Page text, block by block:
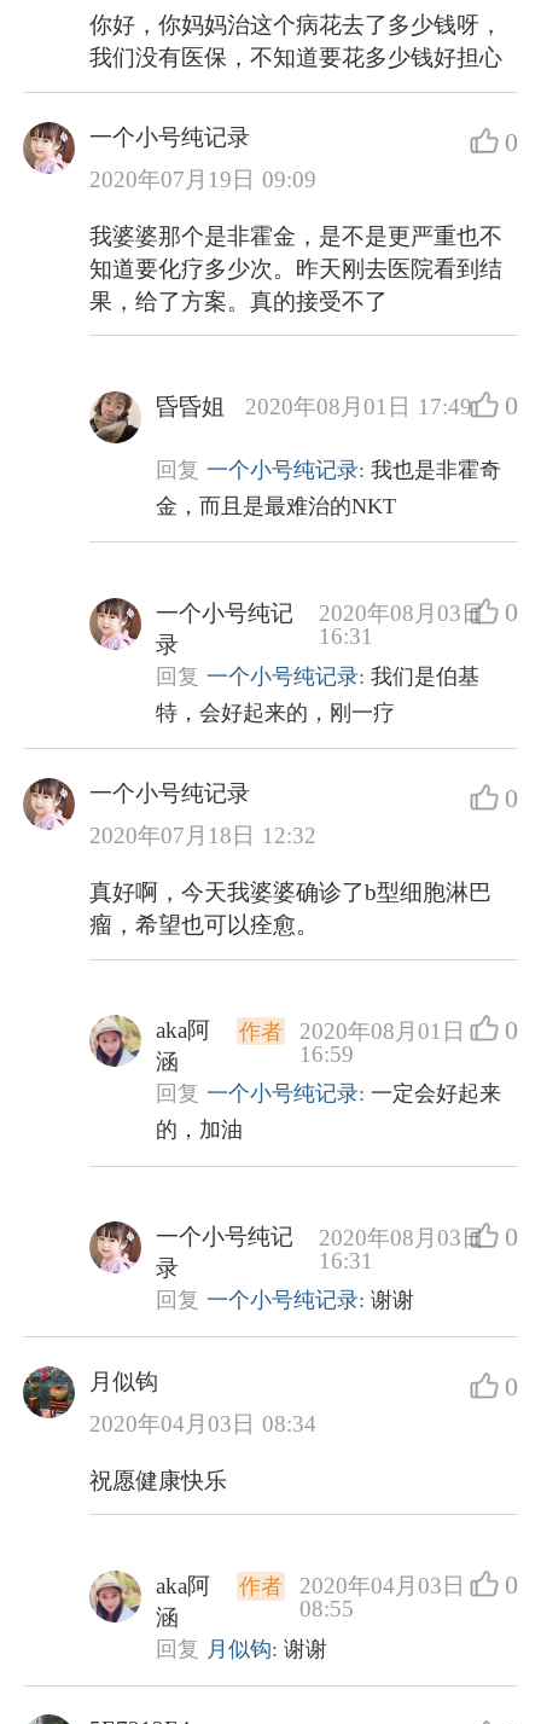
你好，你妈妈治这个病花去了多少钱呀，
我们没有医保，不知道要花多少钱好担心
一个小号纯记录
2020年07月19日 09:09
0
我婆婆那个是非霍金，是不是更严重也不
知道要化疗多少次。昨天刚去医院看到结
果，给了方案。真的接受不了
昏昏姐 2020年08月01日 17:49 0
回复 一个小号纯记录: 我也是非霍奇
金，而且是最难治的NKT
一个小号纯记
录
2020年08月03日
16:31
0
回复 一个小号纯记录: 我们是伯基
特，会好起来的，刚一疗
一个小号纯记录
2020年07月18日 12:32
0
真好啊，今天我婆婆确诊了b型细胞淋巴
瘤，希望也可以痊愈。
aka阿
涵
作者
2020年08月01日
16:59
0
回复 一个小号纯记录: 一定会好起来
的，加油
一个小号纯记
录
2020年08月03日
16:31
0
回复 一个小号纯记录: 谢谢
月似钩
2020年04月03日 08:34
0
祝愿健康快乐
aka阿
涵
作者
2020年04月03日
08:55
0
回复 月似钩: 谢谢